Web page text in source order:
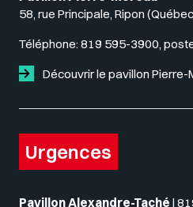
58, rue Principale, Ripon
Téléphone: 819 595-3900,
Découvrir le pavillon Pierre-
Urgences
Pavillon Alexandre-Taché |